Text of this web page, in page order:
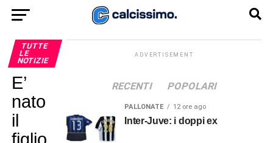
TUTTE
LE
NOTIZIE
E’
nato
il
ADVERTISEMENT
RECENTI POPOLARI
PALLONATE 12 ore ago
Inter-Juve: i doppi ex